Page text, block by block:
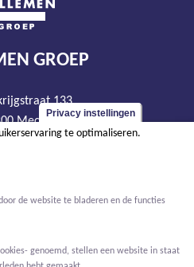
GROEP
133
Mechelen
15 569 965
0466.256.432
Privacy instellingen
te optimaliseren.
de website te bladeren en de functies
genoemd, stellen een website in staat